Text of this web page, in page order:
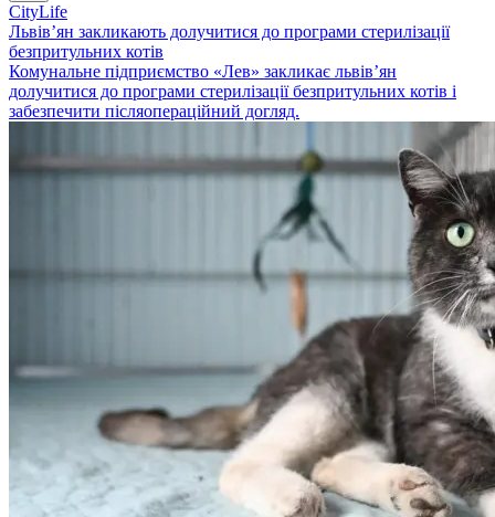
CityLife
Львів’ян закликають долучитися до програми стерилізації
безпритульних котів
Комунальне підприємство «Лев» закликає львів’ян
долучитися до програми стерилізації безпритульних котів і
забезпечити післяопераційний догляд.